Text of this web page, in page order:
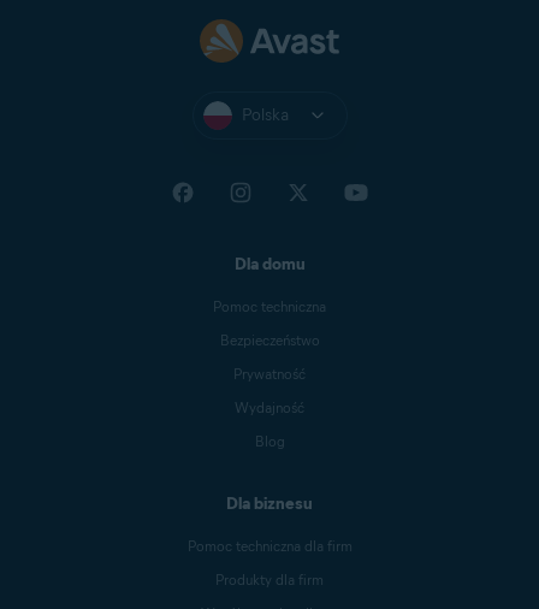
Polska
Dla domu
Pomoc techniczna
Bezpieczeństwo
Prywatność
Wydajność
Blog
Dla biznesu
Pomoc techniczna dla firm
Produkty dla firm